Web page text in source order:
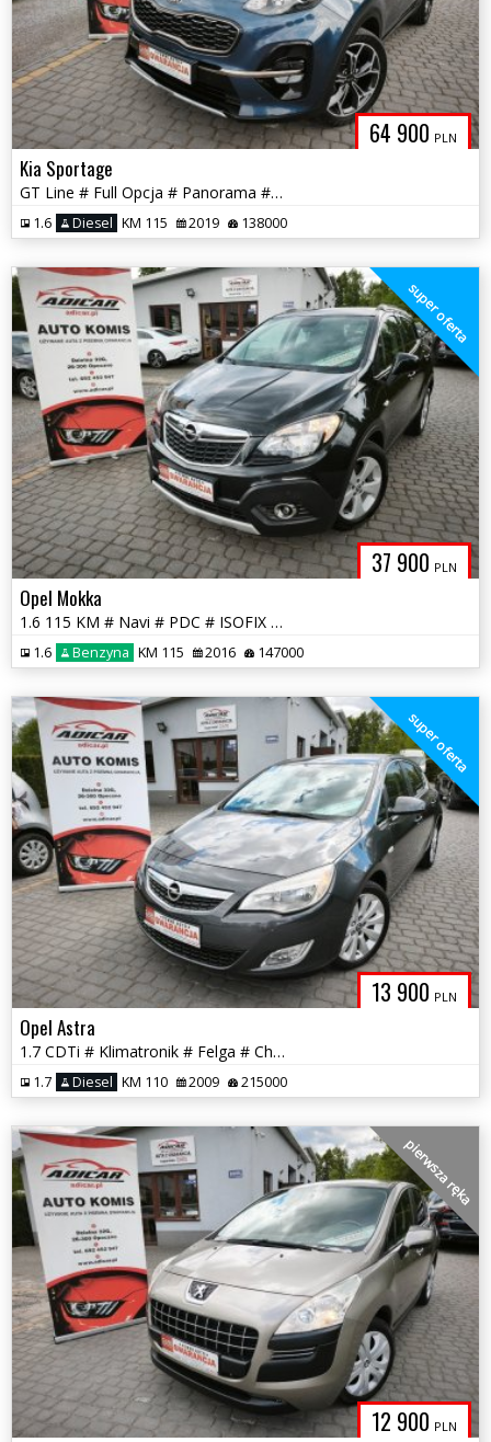
64 900 PLN
Kia Sportage
GT Line # Full Opcja # Panorama # Navi # Full Serwis !!! GWARANCJA !!!
1.6 Diesel KM 115 2019 138000
37 900 PLN
super oferta
Opel Mokka
1.6 115 KM # Navi # PDC # ISOFIX # Serwis # Piękna # GWARANCJA !!!
1.6 Benzyna KM 115 2016 147000
13 900 PLN
super oferta
Opel Astra
1.7 CDTi # Klimatronik # Felga # Chrom # PDC !!! GWARANCJA !!!
1.7 Diesel KM 110 2009 215000
12 900 PLN
pierwsza ręka